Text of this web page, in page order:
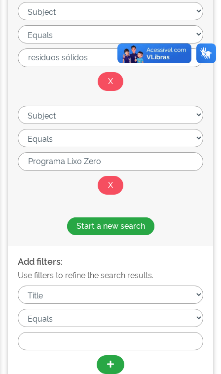
Start a new search
Add filters:
Use filters to refine the search results.